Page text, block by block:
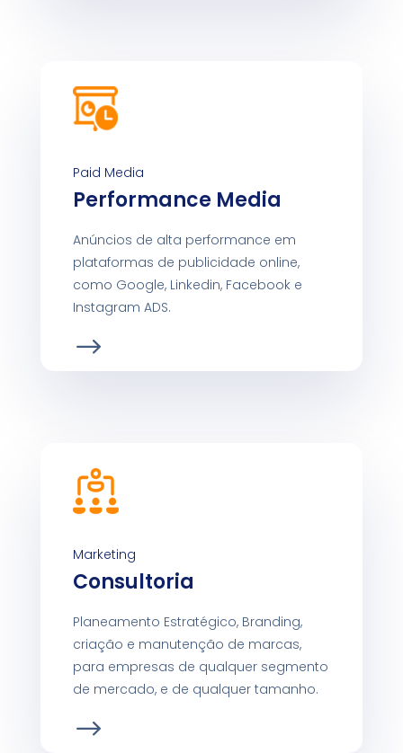
Paid Media
Performance Media
Anúncios de alta performance em
plataformas de publicidade online,
como Google, Linkedin, Facebook e
Instagram ADS.
Marketing
Consultoria
Planeamento Estratégico, Branding,
criação e manutenção de marcas,
para empresas de qualquer segmento
de mercado, e de qualquer tamanho.